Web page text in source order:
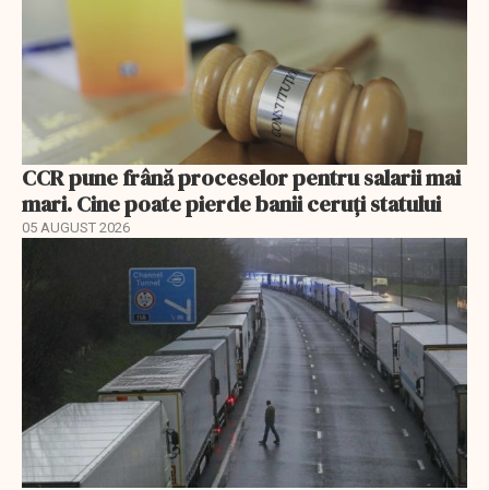
CCR pune frână proceselor pentru salarii mai
mari. Cine poate pierde banii ceruți statului
05 AUGUST 2026